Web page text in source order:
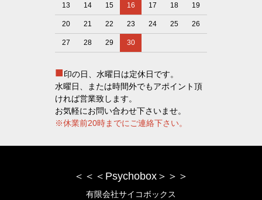
13 14 15 16 17 18 19
20 21 22 23 24 25 26
27 28 29 30
■印の日、水曜日は定休日です。
水曜日、または時間外でもアポイント頂
ければ営業致します。
お気軽にお問い合わせ下さいませ。
※休業前20時までにご連絡下さい。
＜＜＜Psychobox＞＞＞
有限会社サイコボックス